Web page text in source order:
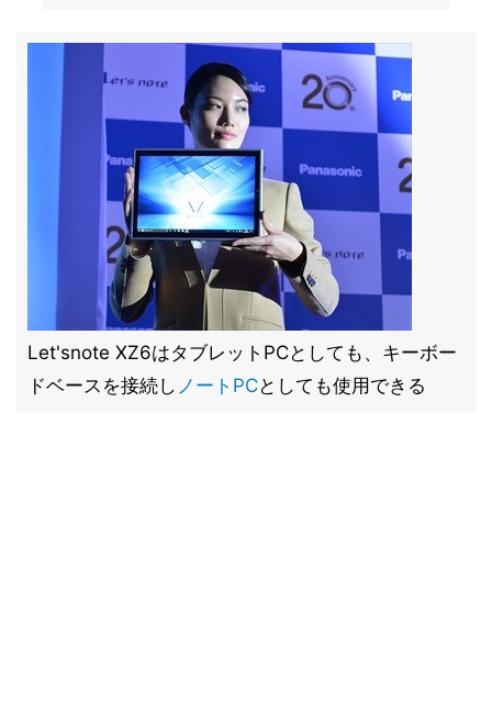
Let'snote XZ6はタブレットPCとしても、キーボー
ドベースを接続し ノートPCとしても使用できる